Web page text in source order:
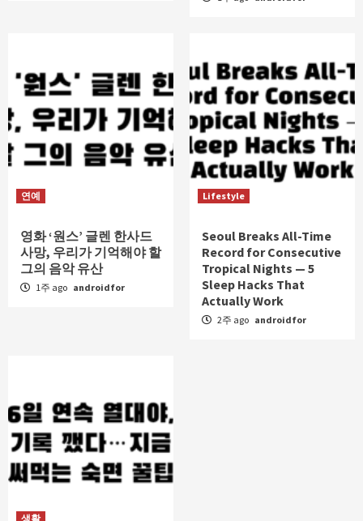
연예
영화 ‘원스’ 글렌 한사드
사망, 우리가 기억해야 할
그의 음악 유산
1주 ago androidfor
Lifestyle
Seoul Breaks All-Time
Record for Consecutive
Tropical Nights — 5
Sleep Hacks That
Actually Work
2주 ago androidfor
생활